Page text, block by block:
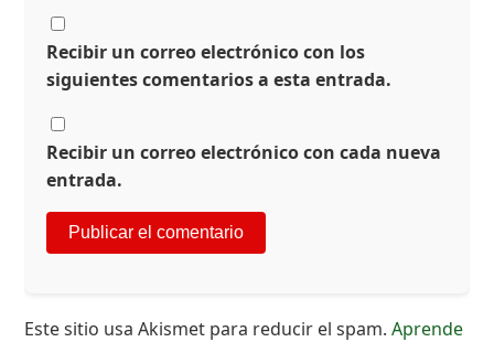
Recibir un correo electrónico con los
siguientes comentarios a esta entrada.
Recibir un correo electrónico con cada nueva
entrada.
Este sitio usa Akismet para reducir el spam.Aprende